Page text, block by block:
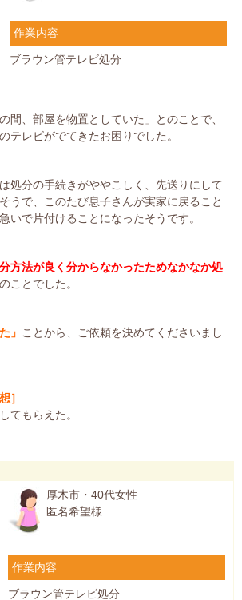
作業内容
ブラウン管テレビ処分
間、部屋を物置としていた」とのことで、
テレビがでてきたお困りでした。
処分の手続きがややこしく、先送りにして
うで、このたび息子さんが実家に戻ること
いで片付けることになったそうです。
方法が良く分からなかったためなかなか処
ことでした。
」 ことから、ご依頼を決めてくださいまし
］
てもらえた。
厚木市・40代女性
匿名希望様
作業内容
ブラウン管テレビ処分